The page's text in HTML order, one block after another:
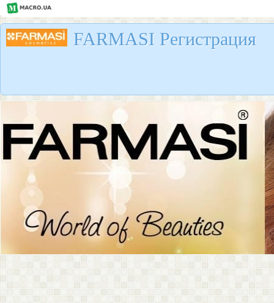
FARMASI Регистрация